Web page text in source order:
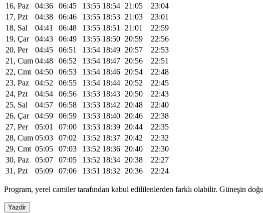
16, Paz
04:36 06:45 13:55 18:54 21:05
23:04
17, Pzt
04:38 06:46 13:55 18:53 21:03
23:01
18, Sal
04:41 06:48 13:55 18:51 21:01
22:59
19, Çar
04:43 06:49 13:55 18:50 20:59
22:56
20, Per
04:45 06:51 13:54 18:49 20:57
22:53
21, Cum 04:48 06:52 13:54 18:47 20:56
22:51
22, Cmt 04:50 06:53 13:54 18:46 20:54
22:48
23, Paz
04:52 06:55 13:54 18:44 20:52
22:45
24, Pzt
04:54 06:56 13:53 18:43 20:50
22:43
25, Sal
04:57 06:58 13:53 18:42 20:48
22:40
26, Çar
04:59 06:59 13:53 18:40 20:46
22:38
27, Per
05:01 07:00 13:53 18:39 20:44
22:35
28, Cum 05:03 07:02 13:52 18:37 20:42
22:32
29, Cmt 05:05 07:03 13:52 18:36 20:40
22:30
30, Paz
05:07 07:05 13:52 18:34 20:38
22:27
31, Pzt
05:09 07:06 13:51 18:32 20:36 22:24
Program, yerel camiler tarafından kabul edililenlerden farklı olabilir. Güneşin
Yazdir